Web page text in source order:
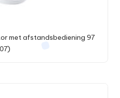
met afstandsbediening 97